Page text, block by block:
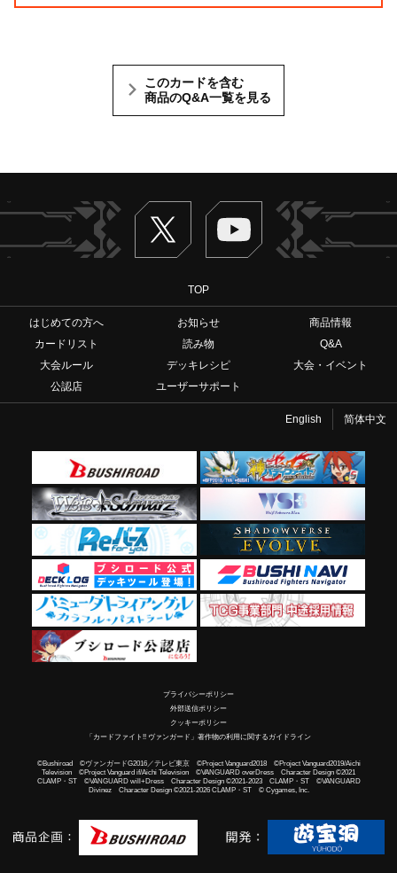
このカードを含む
商品のQ&A一覧を見る
Twitter ヴァンガードch
TOP
はじめての方へ お知らせ
商品情報
カードリスト
読み物
Q&A
大会ルール
デッキレシピ
大会・イベント
公認店
ユーザーサポート
English 简体中文
プライバシーポリシー
外部送信ポリシー
クッキーポリシー
「カードファイト!! ヴァンガード」著作物の利用に関するガイドライン
©Bushiroad ©ヴァンガードG2016／テレビ東京 ©Project Vanguard2018 ©Project Vanguard2019/Aichi
Television ©Project Vanguard if/Aichi Television ©VANGUARD overDress Character Design ©2021
CLAMP・ST ©VANGUARD will+Dress Character Design ©2021-2023 CLAMP・ST ©VANGUARD
Divinez Character Design ©2021-2026 CLAMP・ST © Cygames, Inc.